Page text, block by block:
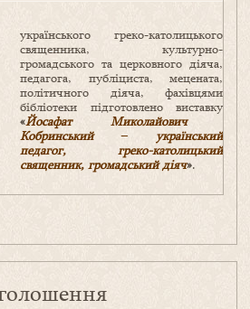
українського греко-католицького
священника, культурно-
громадського та церковного діяча,
педагога, публіциста, мецената,
політичного діяча, фахівцями
бібліотеки підготовлено виставку
«Йосафат Миколайович
Кобринський ‒ український
педагог, греко-католицький
священник, громадський діяч».